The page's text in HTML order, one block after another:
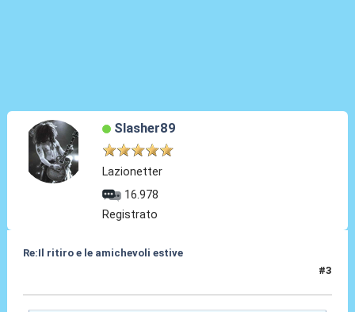
Slasher89
Lazionetter
16.978
Registrato
Re:Il ritiro e le amichevoli estive
#3